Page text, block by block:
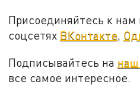
Присоединяйтесь к нам
соцсетях ВКонтакте,
Подписывайтесь на наш
все самое интересное.